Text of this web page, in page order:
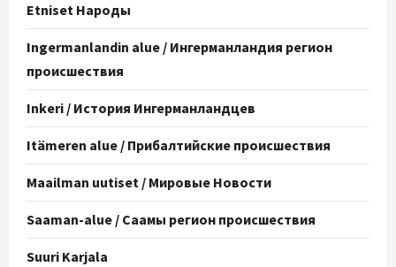
Etniset Народы
Ingermanlandin alue / Ингерманландия регион
происшествия
Inkeri / История Ингерманландцев
Itämeren alue / Прибалтийские происшествия
Maailman uutiset / Мировые Новости
Saaman-alue / Саамы регион происшествия
Suuri Karjala